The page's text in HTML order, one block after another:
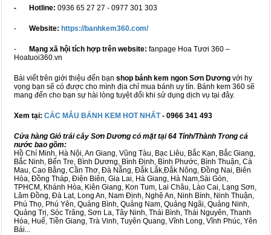
- Hotline: 0936 65 27 27 - 0977 301 303
- Website: https://banhkem360.com/
- Mạng xã hội tích hợp trên website: fanpage Hoa Tươi 360 –
Hoatuoi360.vn
Bài viết trên giới thiệu đến bạn shop bánh kem ngon Sơn Dương với hy
vọng bạn sẽ có được cho mình địa chỉ mua bánh uy tín. Bánh kem 360 sẽ
mang đến cho bạn sự hài lòng tuyệt đối khi sử dụng dịch vụ tại đây.
Xem tại: CÁC MẪU BÁNH KEM HOT NHẤT- 0966 341 493
Cửa hàng Giỏ trái cây Sơn Dương có mặt tại 64 Tỉnh/Thành Trong cả
nước bao gồm:
Hồ Chí Minh, Hà Nội, An Giang, Vũng Tàu, Bạc Liêu, Bắc Kạn, Bắc Giang,
Bắc Ninh, Bến Tre, Bình Dương, Bình Định, Bình Phước, Bình Thuận, Cà
Mau, Cao Bằng, Cần Thơ, Đà Nẵng, Đắk Lắk,Đắk Nông, Đồng Nai, Biên
Hòa, Đồng Tháp, Điện Biên, Gia Lai, Hà Giang, Hà Nam,Sài Gòn,
TPHCM, Khánh Hòa, Kiên Giang, Kon Tum, Lai Châu, Lào Cai, Lạng Sơn,
Lâm Đồng, Đà Lạt, Long An, Nam Định, Nghệ An, Ninh Bình, Ninh Thuận,
Phú Thọ, Phú Yên, Quảng Bình, Quảng Nam, Quảng Ngãi, Quảng Ninh,
Quảng Trị, Sóc Trăng, Sơn La, Tây Ninh, Thái Bình, Thái Nguyên, Thanh
Hóa, Huế, Tiền Giang, Trà Vinh, Tuyên Quang, Vĩnh Long, Vĩnh Phúc, Yên
Bái...